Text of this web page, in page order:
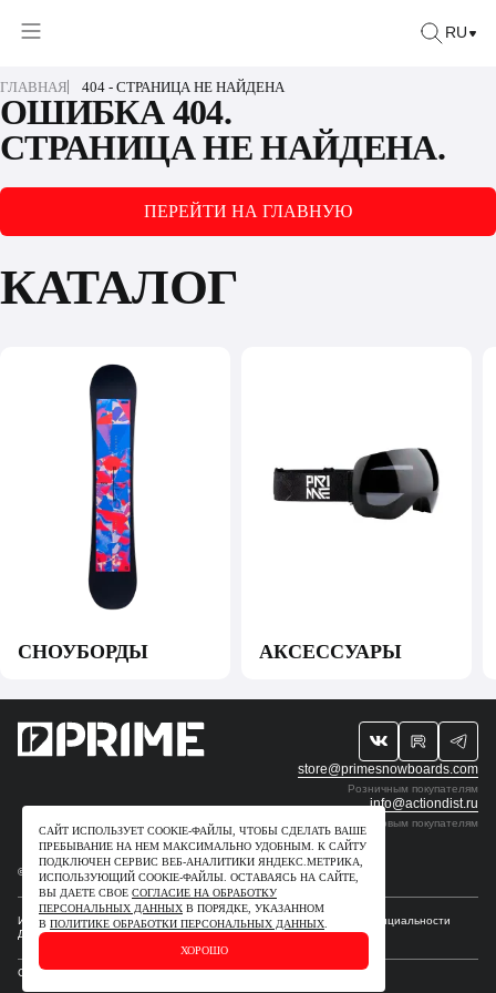
RU
ГЛАВНАЯ 404 - СТРАНИЦА НЕ НАЙДЕНА
ОШИБКА 404.
СТРАНИЦА НЕ НАЙДЕНА.
ПЕРЕЙТИ НА ГЛАВНУЮ
КАТАЛОГ
СНОУБОРДЫ АКСЕССУАРЫ
САЙТ ИСПОЛЬЗУЕТ COOKIE-ФАЙЛЫ, ЧТОБЫ СДЕЛАТЬ ВАШЕ
ПРЕБЫВАНИЕ НА НЕМ МАКСИМАЛЬНО УДОБНЫМ. К САЙТУ
ПОДКЛЮЧЕН СЕРВИС ВЕБ-АНАЛИТИКИ ЯНДЕКС.МЕТРИКА,
ИСПОЛЬЗУЮЩИЙ СOOKIE-ФАЙЛЫ. ОСТАВАЯСЬ НА САЙТЕ,
ВЫ ДАЕТЕ СВОЕ СОГЛАСИЕ НА ОБРАБОТКУ
ПЕРСОНАЛЬНЫХ ДАННЫХ В ПОРЯДКЕ, УКАЗАННОМ
В ПОЛИТИКЕ ОБРАБОТКИ ПЕРСОНАЛЬНЫХ ДАННЫХ
ХОРОШО
store@primesnowboards.com
Розничным покупателям
info@actiondist.ru
Оптовым покупателям
© 2009-2026. ИП Рудчик Ю.В. Все права защищены.
Интеллектуальные праваДля правообладателейПолитика конфиденциальности
Договор–оферта
Сделано в